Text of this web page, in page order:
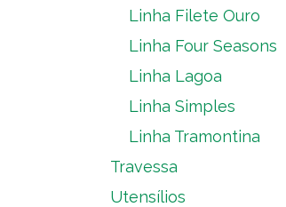
Linha Filete Ouro
Linha Four Seasons
Linha Lagoa
Linha Simples
Linha Tramontina
Travessa
Utensílios